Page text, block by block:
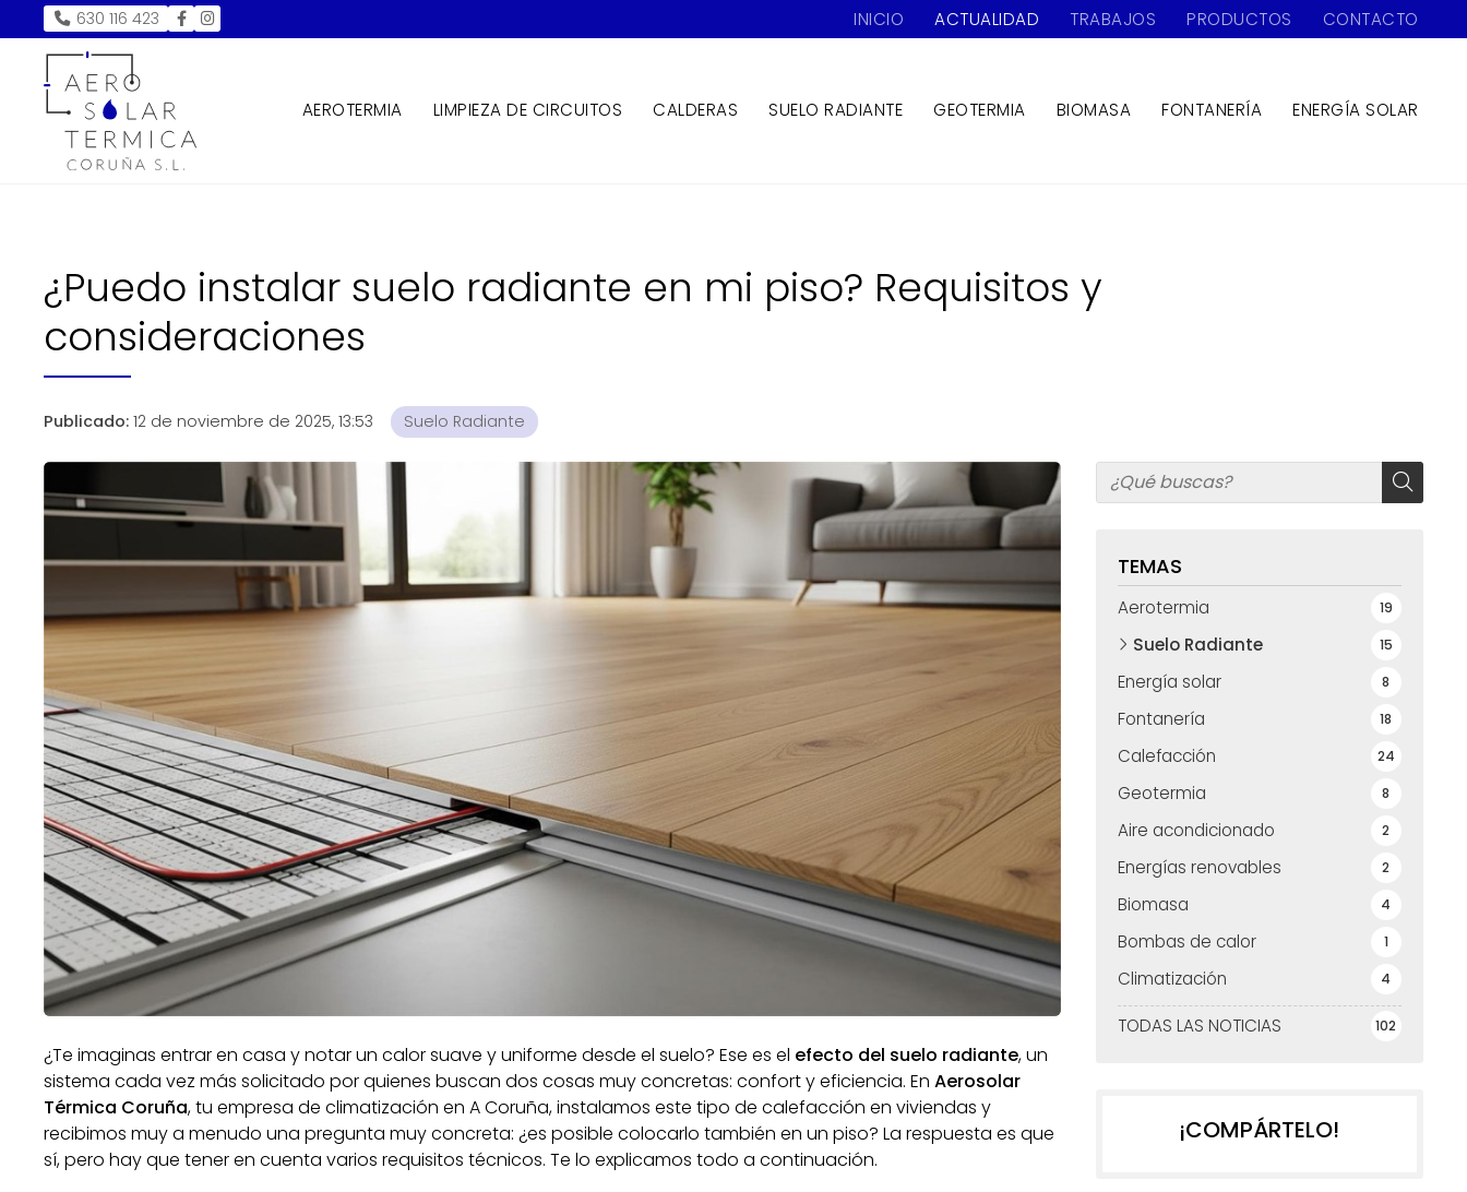
630 116 423 INICIO ACTUALIDAD TRABAJOS PRODUCTOS CONTACTO
AEROTERMIA LIMPIEZA DE CIRCUITOS CALDERAS SUELO RADIANTE GEOTERMIA BIOMASA FONTANERÍA ENERGÍA SOLAR
¿Puedo instalar suelo radiante en mi piso? Requisitos y
consideraciones
Publicado: 12 de noviembre de 2025, 13:53 Suelo Radiante
TEMAS
TODAS LAS NOTICIAS 102
Aerotermia 19
Suelo Radiante 15
Energía solar 8
Fontanería 18
Calefacción 24
Geotermia 8
Aire acondicionado 2
Energías renovables 2
Biomasa 4
Bombas de calor 1
Climatización 4
¿Te imaginas entrar en casa y notar un calor suave y uniforme desde el suelo? Ese es el efecto del suelo radiante, un
sistema cada vez más solicitado por quienes buscan dos cosas muy concretas: confort y eficiencia. EnAerosolar
Térmica Coruña, tu empresa de climatización en A Coruña, instalamos este tipo de calefacción en viviendas y
recibimos muy a menudo una pregunta muy concreta: ¿es posible colocarlo también en un piso? La respuesta es que
sí, pero hay que tener en cuenta varios requisitos técnicos. Te lo explicamos todo a continuación.
¡COMPÁRTELO!